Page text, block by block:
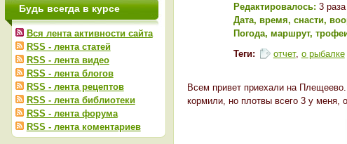
Редактировалось: 3
Дата, время, снасти,
Погода, маршрут,
Теги:
отчет, о рыбалке
Всем привет приехали на
кормили, но плотвы всего 3 у меня,
Будь всегда в курсе
Вся лента активности сайта
RSS - лента статей
RSS - лента видео
RSS - лента блогов
RSS - лента рецептов
RSS - лента библиотеки
RSS - лента форума
RSS - лента коментариев